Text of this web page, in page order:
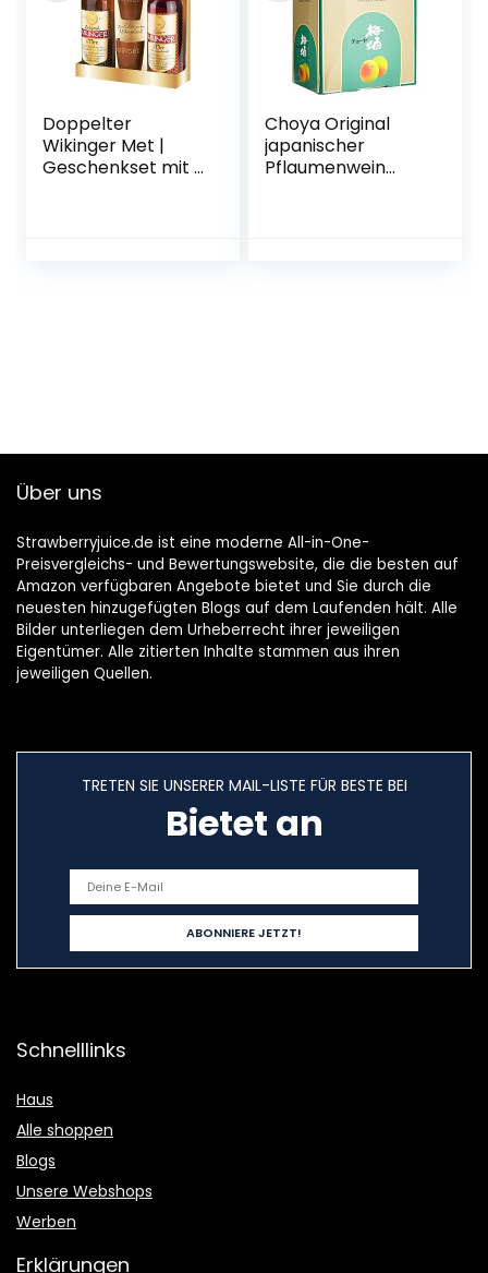
Doppelter
Wikinger Met |
Geschenkset mit 2
Choya Original
japanischer
Pflaumenwein
Über uns
Strawberryjuice.de ist eine moderne All-in-One-
Preisvergleichs- und Bewertungswebsite, die die besten auf
Amazon verfügbaren Angebote bietet und Sie durch die
neuesten hinzugefügten Blogs auf dem Laufenden hält. Alle
Bilder unterliegen dem Urheberrecht ihrer jeweiligen
Eigentümer. Alle zitierten Inhalte stammen aus ihren
jeweiligen Quellen.
TRETEN SIE UNSERER MAIL-LISTE FÜR BESTE BEI
Bietet an
Schnelllinks
Haus
Alle shoppen
Blogs
Unsere Webshops
Werben
Erklärungen